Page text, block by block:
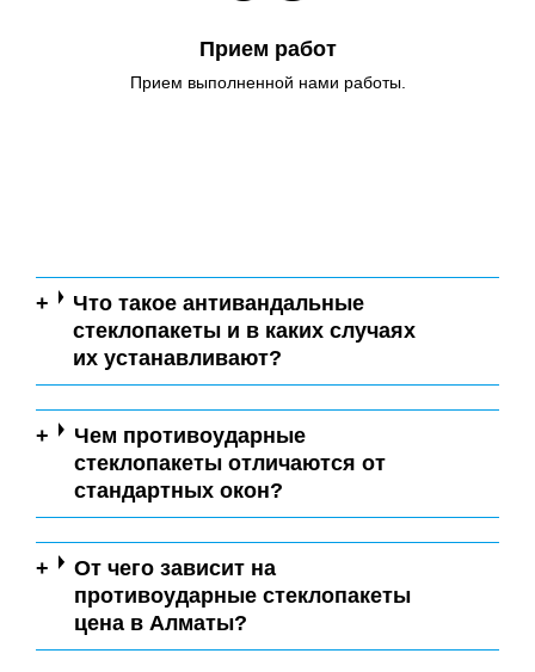
Прием работ
Прием выполненной нами работы.
Что такое антивандальные
стеклопакеты и в каких случаях
их устанавливают?
Чем противоударные
стеклопакеты отличаются от
стандартных окон?
От чего зависит на
противоударные стеклопакеты
цена в Алматы?